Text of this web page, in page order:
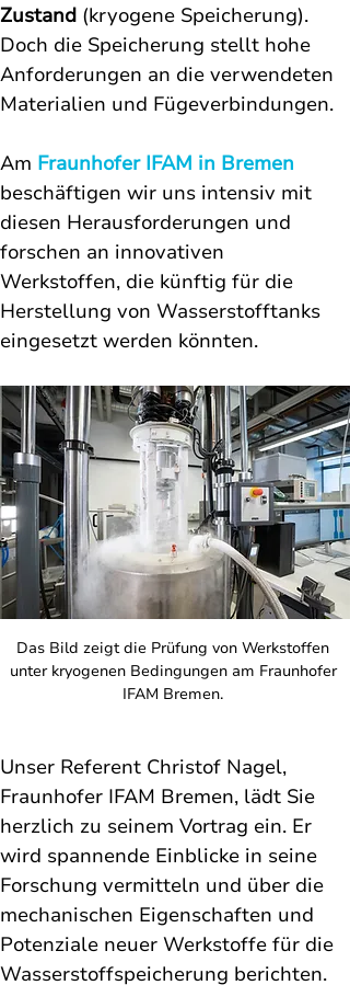
Zustand (kryogene Speicherung).
Doch die Speicherung stellt hohe
Anforderungen an die verwendeten
Materialien und Fügeverbindungen.
Am Fraunhofer IFAM in Bremen
beschäftigen wir uns intensiv mit
diesen Herausforderungen und
forschen an innovativen
Werkstoffen, die künftig für die
Herstellung von Wasserstofftanks
eingesetzt werden könnten.
Das Bild zeigt die Prüfung von Werkstoffen
unter kryogenen Bedingungen am Fraunhofer
IFAM Bremen.
Unser Referent Christof Nagel,
Fraunhofer IFAM Bremen, lädt Sie
herzlich zu seinem Vortrag ein. Er
wird spannende Einblicke in seine
Forschung vermitteln und über die
mechanischen Eigenschaften und
Potenziale neuer Werkstoffe für die
Wasserstoffspeicherung berichten.